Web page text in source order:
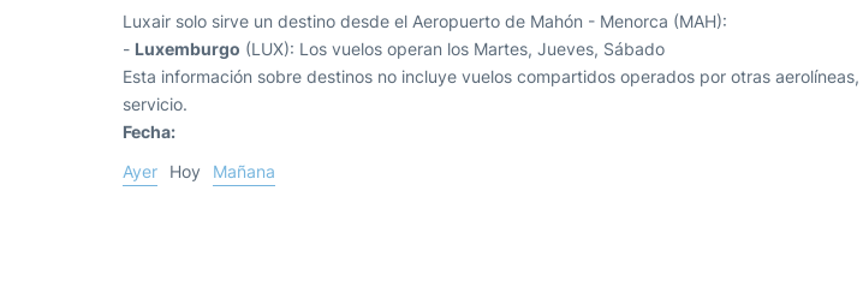
Luxair solo sirve un destino desde el Aeropuerto de Mahón - Menorca (MAH):
- Luxemburgo (LUX): Los vuelos operan los Martes, Jueves, Sábado
Esta información sobre destinos no incluye vuelos compartidos operados por otras
servicio.
Fecha:
Ayer
Hoy Mañana